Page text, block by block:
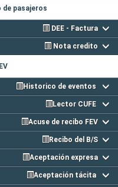
de pasajeros
DEE - Factura
Nota credito
Historico de eventos
Lector CUFE
Acuse de recibo FEV
Recibo del B/S
Aceptación expresa
Aceptación tácita